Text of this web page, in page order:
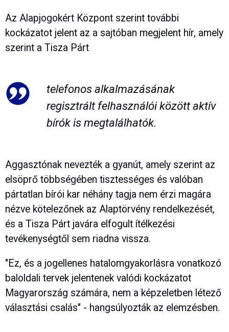
Az Alapjogokért Központ szerint további
kockázatot jelent az a sajtóban megjelent hír, amely
szerint a Tisza Párt
telefonos alkalmazásának
regisztrált felhasználói között aktív
bírók is megtalálhatók.
Aggasztónak nevezték a gyanút, amely szerint az
elsöprő többségében tisztességes és valóban
pártatlan bírói kar néhány tagja nem érzi magára
nézve kötelezőnek az Alaptörvény rendelkezését,
és a Tisza Párt javára elfogult ítélkezési
tevékenységtől sem riadna vissza.
"Ez, és a jogellenes hatalomgyakorlásra vonatkozó
baloldali tervek jelentenek valódi kockázatot
Magyarország számára, nem a képzeletben létező
választási csalás" - hangsúlyozták az elemzésben.